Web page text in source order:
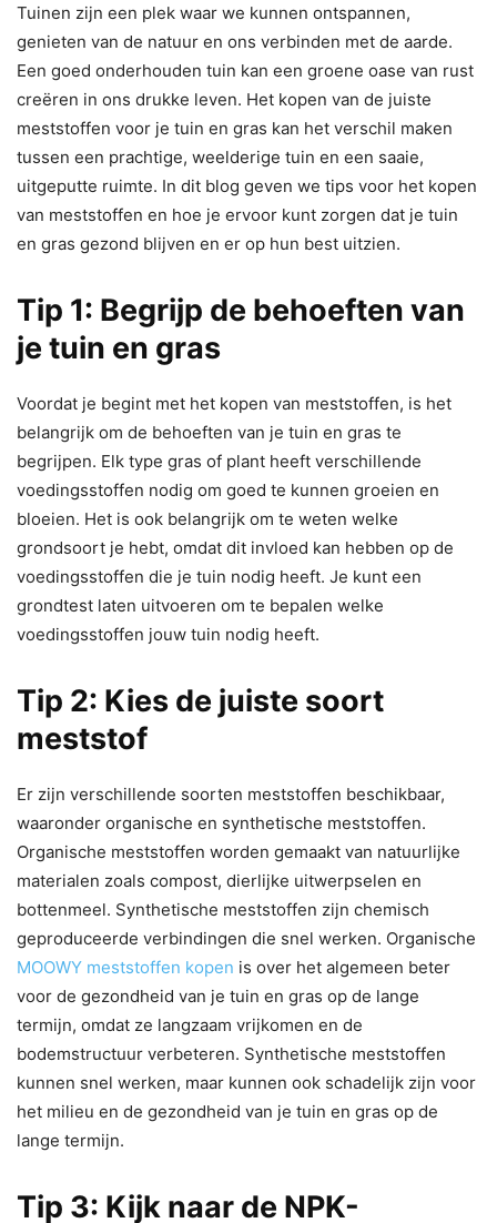
Tuinen zijn een plek waar we kunnen ontspannen,
genieten van de natuur en ons verbinden met de aarde.
Een goed onderhouden tuin kan een groene oase van rust
creëren in ons drukke leven. Het kopen van de juiste
meststoffen voor je tuin en gras kan het verschil maken
tussen een prachtige, weelderige tuin en een saaie,
uitgeputte ruimte. In dit blog geven we tips voor het kopen
van meststoffen en hoe je ervoor kunt zorgen dat je tuin
en gras gezond blijven en er op hun best uitzien.
Tip 1: Begrijp de behoeften van
je tuin en gras
Voordat je begint met het kopen van meststoffen, is het
belangrijk om de behoeften van je tuin en gras te
begrijpen. Elk type gras of plant heeft verschillende
voedingsstoffen nodig om goed te kunnen groeien en
bloeien. Het is ook belangrijk om te weten welke
grondsoort je hebt, omdat dit invloed kan hebben op de
voedingsstoffen die je tuin nodig heeft. Je kunt een
grondtest laten uitvoeren om te bepalen welke
voedingsstoffen jouw tuin nodig heeft.
Tip 2: Kies de juiste soort
meststof
Er zijn verschillende soorten meststoffen beschikbaar,
waaronder organische en synthetische meststoffen.
Organische meststoffen worden gemaakt van natuurlijke
materialen zoals compost, dierlijke uitwerpselen en
bottenmeel. Synthetische meststoffen zijn chemisch
geproduceerde verbindingen die snel werken. Organische
MOOWY meststoffen kopen is over het algemeen beter
voor de gezondheid van je tuin en gras op de lange
termijn, omdat ze langzaam vrijkomen en de
bodemstructuur verbeteren. Synthetische meststoffen
kunnen snel werken, maar kunnen ook schadelijk zijn voor
het milieu en de gezondheid van je tuin en gras op de
lange termijn.
Tip 3: Kijk naar de NPK-